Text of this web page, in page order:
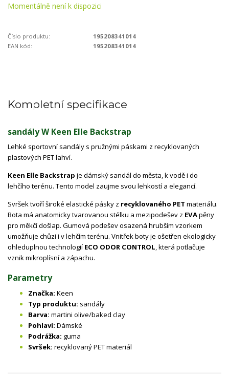
Momentálně není k dispozici
Číslo produktu:
195208341014
EAN kód:
195208341014
Kompletní specifikace
sandály W Keen Elle Backstrap
Lehké sportovní sandály s pružnými páskami z recyklovaných
plastových PET lahví.
Keen Elle Backstrap je dámský sandál do města, k vodě i do
lehčího terénu. Tento model zaujme svou lehkostí a elegancí.
Svršek tvoří široké elastické pásky z recyklovaného PET materiálu.
Bota má anatomicky tvarovanou stélku a mezipodešev z EVApěny
pro měkčí došlap. Gumová podešev osazená hrubším vzorkem
umožňuje chůzi i v lehčím terénu. Vnitřek boty je ošetřen ekologicky
ohleduplnou technologií ECO ODOR CONTROL, která potlačuje
vznik mikroplísní a zápachu.
Parametry
Značka: Keen
Typ produktu: sandály
Barva: martini olive/baked clay
Pohlaví: Dámské
Podrážka: guma
Svršek: recyklovaný PET materiál